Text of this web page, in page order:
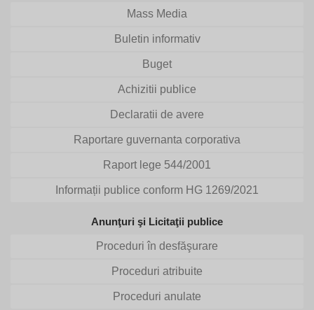
Mass Media
Buletin informativ
Buget
Achizitii publice
Declaratii de avere
Raportare guvernanta corporativa
Raport lege 544/2001
Informații publice conform HG 1269/2021
Anunţuri şi Licitaţii publice
Proceduri în desfăşurare
Proceduri atribuite
Proceduri anulate